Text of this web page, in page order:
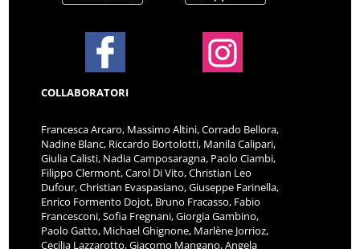
COLLABORATORI
Francesca Arcaro, Massimo Altini, Corrado Bellora,
Nadine Blanc, Riccardo Bortolotti, Manila Calipari,
Giulia Calisti, Nadia Camposaragna, Paolo Ciambi,
Filippo Clermont, Carol Di Vito, Christian Leo
Dufour, Christian Evaspasiano, Giuseppe Farinella,
Enrico Formento Dojot, Bruno Fracasso, Fabio
Francesconi, Sofia Fregnani, Giorgia Gambino,
Paolo Gatto, Michael Ghignone, Marlène Jorrioz,
Cecilia Lazzarotto, Giacomo Mangano, Angela